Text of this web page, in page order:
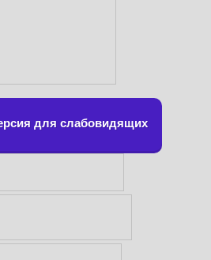
для слабовидящих